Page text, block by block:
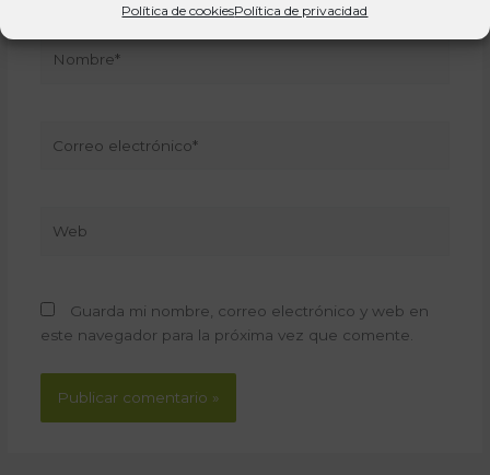
Política de cookiesPolítica de privacidad
electrónico*
Guarda mi nombre, correo electrónico y web en
este navegador para la próxima vez que comente.